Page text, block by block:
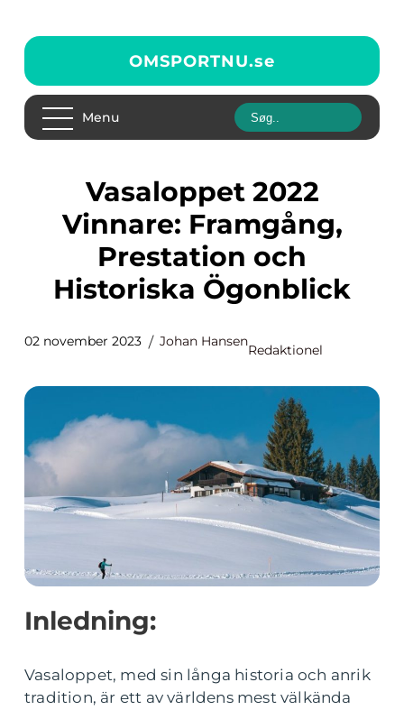
OMSPORTNU.se
Menu
Vasaloppet 2022
Vinnare: Framgång,
Prestation och
Historiska Ögonblick
02 november 2023 Johan Hansen
Redaktionel
Inledning:
Vasaloppet, med sin långa historia och anrik
tradition, är ett av världens mest välkända